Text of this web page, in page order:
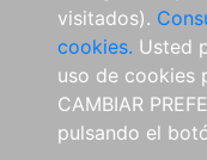
visitados).
cookies. Usted
uso de cookies
CAMBIAR
pulsando el